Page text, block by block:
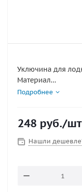
Уключина для
Материал
Размеры
Подробнее
248 руб./шт
Нашли